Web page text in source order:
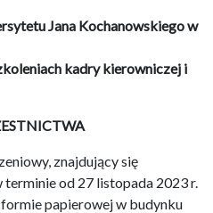
Jana Kochanowskiego w
kadry kierowniczej i
znajdujący się
terminie od 27 listopada 2023 r.
papierowej w budynku